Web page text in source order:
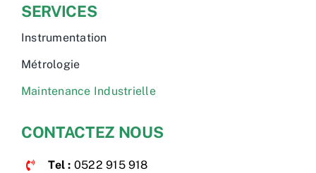
SERVICES
Instrumentation
Métrologie
Maintenance Industrielle
CONTACTEZ NOUS
Tel : 0522 915 918